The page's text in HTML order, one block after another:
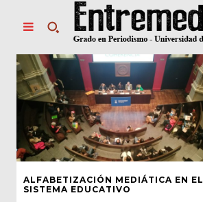
ALFABETIZACIÓN MEDIÁTICA EN EL
SISTEMA EDUCATIVO